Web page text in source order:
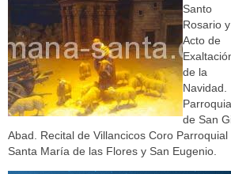
Santo
Rosario y
Acto de
de la
Navidad.
Parroquia
de San
Abad. Recital de Villancicos Coro Parroquial
Santa María de las Flores y San Eugenio.